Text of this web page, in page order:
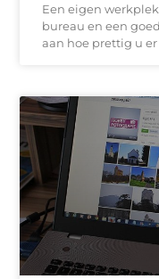
Een eigen
bureau en een
aan hoe prettig u